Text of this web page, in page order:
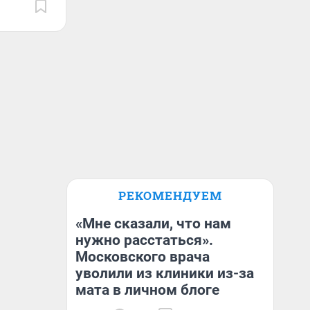
РЕКОМЕНДУЕМ
«Мне сказали, что нам
нужно расстаться».
Московского врача
уволили из клиники из-за
мата в личном блоге